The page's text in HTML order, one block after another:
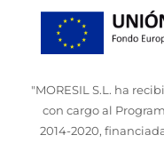
"MORESIL S.L. ha
con cargo al
2014-2020,